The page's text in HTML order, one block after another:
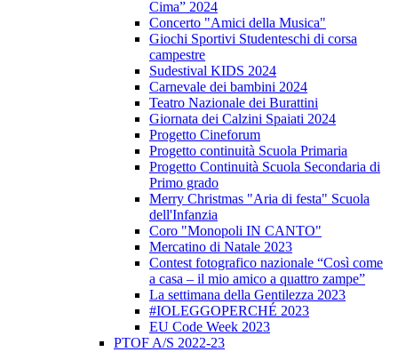
Cima” 2024
Concerto "Amici della Musica"
Giochi Sportivi Studenteschi di corsa
campestre
Sudestival KIDS 2024
Carnevale dei bambini 2024
Teatro Nazionale dei Burattini
Giornata dei Calzini Spaiati 2024
Progetto Cineforum
Progetto continuità Scuola Primaria
Progetto Continuità Scuola Secondaria di
Primo grado
Merry Christmas "Aria di festa" Scuola
dell'Infanzia
Coro "Monopoli IN CANTO"
Mercatino di Natale 2023
Contest fotografico nazionale “Così come
a casa – il mio amico a quattro zampe”
La settimana della Gentilezza 2023
#IOLEGGOPERCHÉ 2023
EU Code Week 2023
PTOF A/S 2022-23